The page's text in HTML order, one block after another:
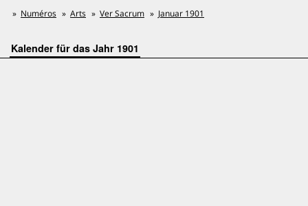
Numéros Arts Ver Sacrum Januar 1901
Kalender für das Jahr 1901